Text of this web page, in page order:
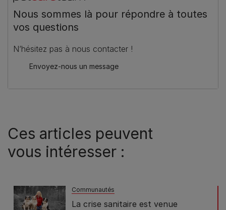
Nous sommes là pour répondre à toutes
vos questions
N’hésitez pas à nous contacter !
Envoyez-nous un message
Ces articles peuvent
vous intéresser :
Communautés
La crise sanitaire est venue